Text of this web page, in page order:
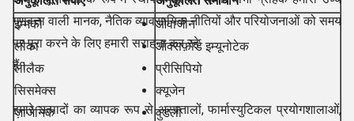
गुणवत्ता वाली मानक, नैतिक व्यावसायिक नीतियों और परियोजनाओं को समय
पर पूरा करने के लिए हमारी सराहना कर रहे
हैं।
हमारे उत्पादों का व्यापक रूप से अस्पतालों, फार्मास्युटिकल प्रयोगशालाओं,
इम्मको
लीका
लीलैक
सिसमेक्स
ज़ाजेनिक
ओवाजीन
ऑक्सफ़ोर्ड इम्यूनोटेक
प्रीसिपियो
क्यूजेन
वुडली